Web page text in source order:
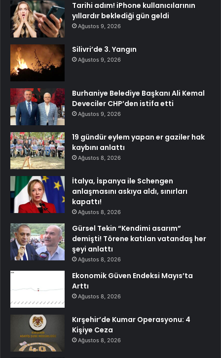
Tarihi adım! iPhone kullanıcılarının
yıllardır beklediği gün geldi
Ağustos 9, 2026
Silivri’de 3. Yangın
Ağustos 9, 2026
Burhaniye Belediye Başkanı Ali Kemal
Deveciler CHP’den istifa etti
Ağustos 9, 2026
19 gündür eylem yapan er gaziler hak
kaybını anlattı
Ağustos 8, 2026
İtalya, İspanya ile Schengen
anlaşmasını askıya aldı, sınırları
kapattı!
Ağustos 8, 2026
Gürsel Tekin “Kendimi asarım”
demişti! Törene katılan vatandaş her
şeyi anlattı
Ağustos 8, 2026
Ekonomik Güven Endeksi Mayıs’ta
Arttı
Ağustos 8, 2026
Kırşehir’de Kumar Operasyonu: 4
Kişiye Ceza
Ağustos 8, 2026